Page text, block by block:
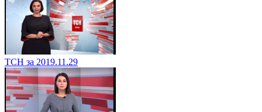
ТСН за 2019.11.29